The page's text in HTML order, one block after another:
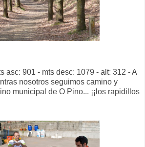
asc: 901 - mts desc: 1079 - alt: 312 - A
nosotros seguimos camino y
municipal de O Pino... ¡¡los rapidillos